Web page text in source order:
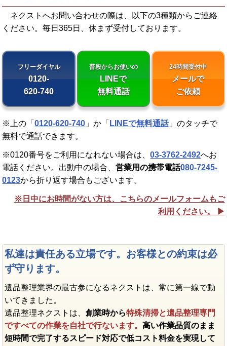
ネクストへお問い合わせの際は、以下の3種類からご連絡
ください。毎日365日、休まず受付しております。
フリーダイヤル
0120-
620-740
普段からお使いの
LINEで
無料通話
24時間受付中
メールで
ご依頼
※上の「0120-620-740 」か「 LINEで無料通話」のタッチで
無料で通話できます。
※0120番号をご利用になれない場合は、03-3762-2492へお
電話ください。出動中の場合、営業用の携帯電話080-7245-
0123から折り返す場合もございます。
※日中にお時間がない方は、こちらのメールフォームもご
利用ください。 ▶︎
私達は責任ある立場です。お客様との約束は必
ず守ります。
遺品整理業界の最古参になるネクストは、常に第一線で動
いてきました。
遺品整理ネクストは、創業時から特殊清掃と遺品整理専門
ですべての作業を自社で行ないます。高い作業品質のまま
短時間で完了するスピード対応で低コスト料金を実現して